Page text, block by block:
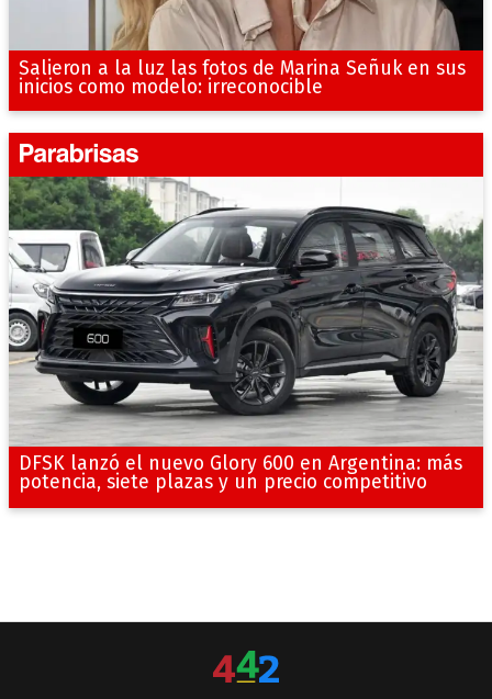
Salieron a la luz las fotos de Marina Señuk en sus
inicios como modelo: irreconocible
DFSK lanzó el nuevo Glory 600 en Argentina: más
potencia, siete plazas y un precio competitivo